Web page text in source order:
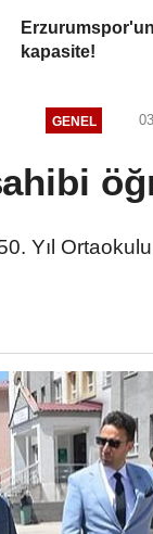
kapasite!
GENEL
Yıl